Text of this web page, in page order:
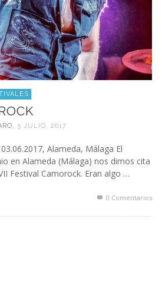
, 5 JULIO, 2017
Alameda, Málaga El
en Alameda (Málaga) nos dimos cita
Festival Camorock. Eran algo …
0 Comentarios